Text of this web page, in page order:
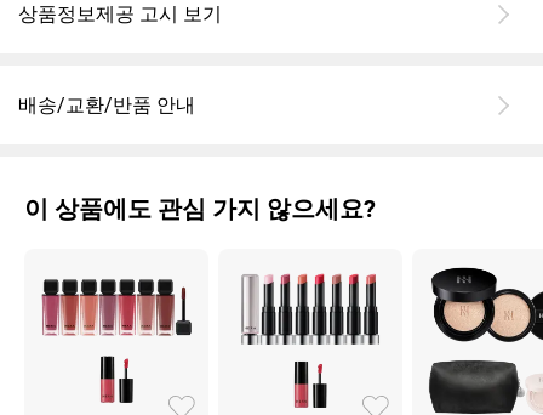
속력 높인답시고 형광색 도는 착색일 바에 차라리 제가 여러번 덧발
상품정보제공 고시 보기
배송/교환/반품 안내
이 상품에도 관심 가지 않으세요?